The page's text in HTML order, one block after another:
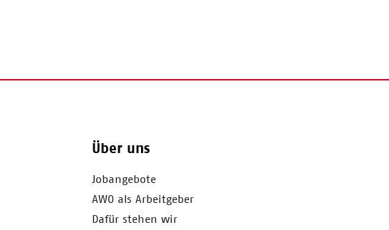
Über uns
Jobangebote
AWO als Arbeitgeber
Dafür stehen wir